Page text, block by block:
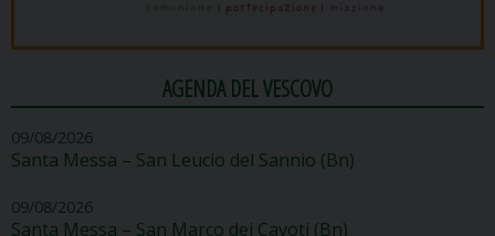
AGENDA DEL VESCOVO
09/08/2026
Santa Messa – San Leucio del Sannio (Bn)
09/08/2026
Santa Messa – San Marco dei Cavoti (Bn)